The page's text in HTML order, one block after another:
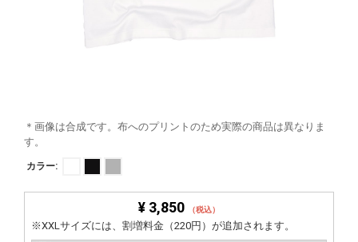
＊画像は合成です。布へのプリントのため実際の商品は異なりま
す。
カラー:
¥ 3,850 （税込）
※XXLサイズには、割増料金（220円）が追加されます。